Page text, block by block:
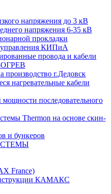
напряжения до 3 кВ
напряжения 6-35 кВ
прокладки
управления КИПиА
провода и кабели
производство г.Дедовск
нагревательные кабели
последовательного
Thermon на основе скин-
и бункеров
France)
КАМАКС